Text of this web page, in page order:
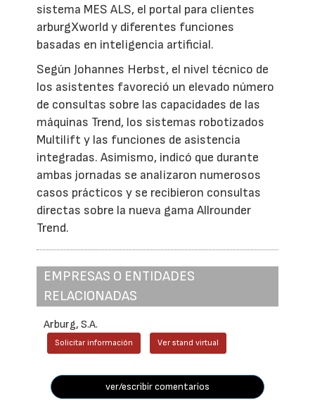
sistema MES ALS, el portal para clientes
arburgXworld y diferentes funciones
basadas en inteligencia artificial.
Según Johannes Herbst, el nivel técnico de
los asistentes favoreció un elevado número
de consultas sobre las capacidades de las
máquinas Trend, los sistemas robotizados
Multilift y las funciones de asistencia
integradas. Asimismo, indicó que durante
ambas jornadas se analizaron numerosos
casos prácticos y se recibieron consultas
directas sobre la nueva gama Allrounder
Trend.
EMPRESAS O ENTIDADES
RELACIONADAS
Arburg, S.A.
Solicitar información Ver stand virtual
ver/escribir comentarios